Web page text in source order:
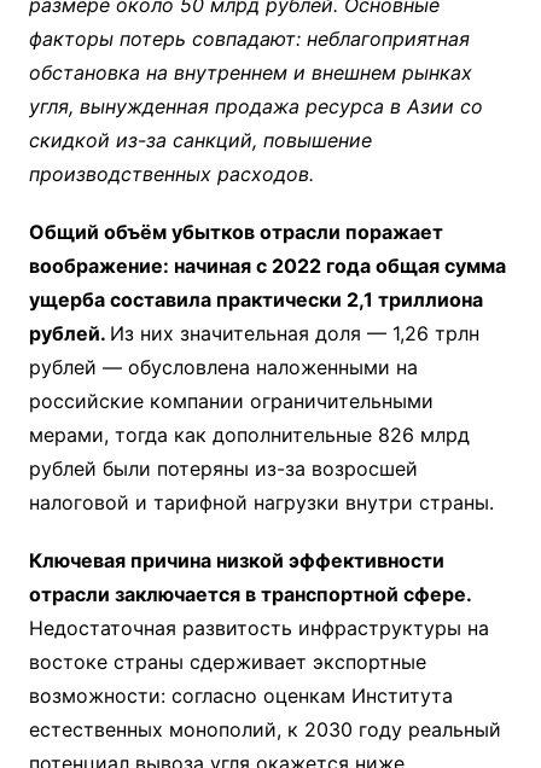
факторы потерь совпадают: неблагоприятная
обстановка на внутреннем и внешнем рынках
угля, вынужденная продажа ресурса в Азии со
скидкой из-за санкций, повышение
производственных расходов.
Общий объём убытков отрасли поражает
воображение: начиная с 2022 года общая сумма
ущерба составила практически 2,1 триллиона
рублей. Из них значительная доля — 1,26 трлн
рублей — обусловлена наложенными на
российские компании ограничительными
мерами, тогда как дополнительные 826 млрд
рублей были потеряны из-за возросшей
налоговой и тарифной нагрузки внутри страны.
Ключевая причина низкой эффективности
отрасли заключается в транспортной сфере.
Недостаточная развитость инфраструктуры на
востоке страны сдерживает экспортные
возможности: согласно оценкам Института
естественных монополий, к 2030 году реальный
потенциал вывоза угля окажется ниже